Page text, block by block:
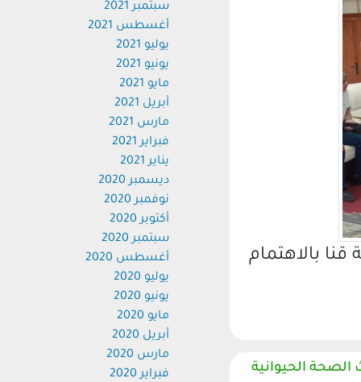
بالاهتمام
الحيوانية
سبتمبر 2021
أغسطس 2021
يوليو 2021
يونيو 2021
مايو 2021
أبريل 2021
مارس 2021
فبراير 2021
يناير 2021
ديسمبر 2020
نوفمبر 2020
أكتوبر 2020
سبتمبر 2020
أغسطس 2020
يوليو 2020
يونيو 2020
مايو 2020
أبريل 2020
مارس 2020
فبراير 2020